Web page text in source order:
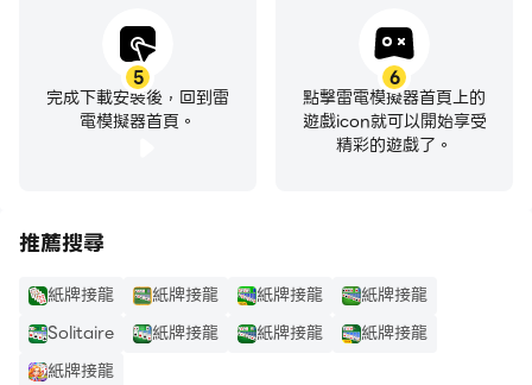
5
完成下載安裝後，回到雷
電模擬器首頁。
6
點擊雷電模擬器首頁上的
遊戲icon就可以開始享受
精彩的遊戲了。
推薦搜尋
紙牌接龍 紙牌接龍 紙牌接龍
紙牌接龍
Solitaire
紙牌接龍 紙牌接龍
紙牌接龍
紙牌接龍